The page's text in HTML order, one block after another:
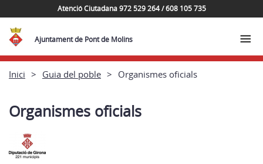
Atenció Ciutadana 972 529 264 / 608 105 735
Ajuntament de Pont de Molins
Inici Guia del poble Organismes oficials
Organismes oficials